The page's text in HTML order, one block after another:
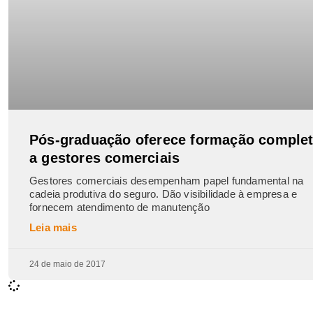
Pós-graduação oferece formação
a gestores comerciais
Gestores comerciais desempenham papel fundamental na
cadeia produtiva do seguro. Dão visibilidade à empresa e
fornecem atendimento de manutenção
Leia mais
24 de maio de 2017